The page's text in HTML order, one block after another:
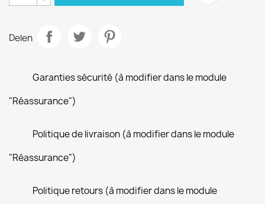
Delen
Garanties sécurité (à modifier dans le module
"Réassurance")
Politique de livraison (à modifier dans le module
"Réassurance")
Politique retours (à modifier dans le module